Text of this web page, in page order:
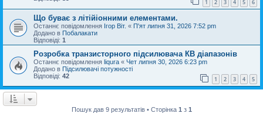
1 2 3 4 5 6
Що буває з літійіонними елементами.
Останнє повідомлення Ігор Віт. « П'ят липня 31, 2026 7:52 pm
Додано в Побалакати
Відповіді: 1
Розробка транзисторного підсилювача КВ діапазонів
Останнє повідомлення liqura « Чет липня 30, 2026 6:23 pm
Додано в Підсилювачі потужності
Відповіді: 42 1 2 3 4 5
Пошук дав 9 результатів • Сторінка 1 з 1